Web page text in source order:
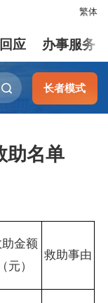
繁体
应 办事服务
长者模式
助名单
金额
（元）
救助事由